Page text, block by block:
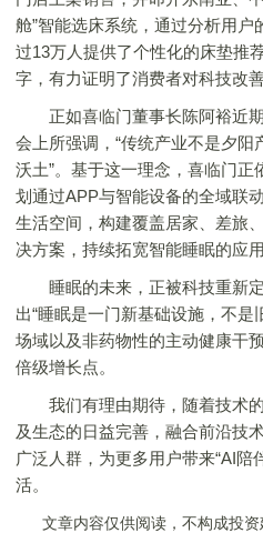
舱”智能选床系统，通过分析用户
过13万人提供了个性化的床垫推
字，有力证明了消费者对科技改
正如喜临门董事长陈阿裕近期
会上所强调，“传统产业不是夕
沃土”。基于这一理念，喜临门
划通过APP与智能设备的全域联
生活空间，构建覆盖居家、差旅
决方案，持续拓宽智能睡眠的应用
睡眠的未来，正被科技重新定
出“睡眠是一门新基础设施，不是
场域以及非药物性的主动健康干
倍级增长点。
我们有理由期待，随着技术的
及生态的日益完善，融合前沿技
广泛人群，为更多用户带来“AI陪
活。
文章内容仅供阅读，不构成投资